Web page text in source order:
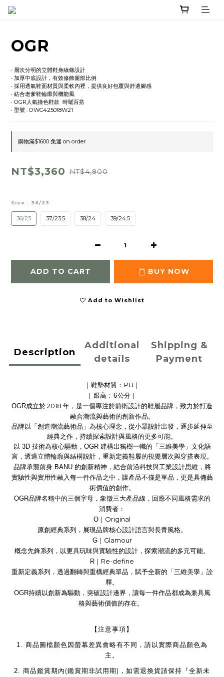
OGR
‧ 層次分明的立體鞋身線條設計
‧ 加厚中底設計，有效修飾腿部比例
‧ 採用透氣鞋面材質與柔軟內裡，提供良好包覆與舒適腳感
‧ 結合老爹鞋輪廓與機能風
‧ OGR人氣撞色鞋款  時髦百搭
‧ 型號 : OWC425018W21
購物滿$1600 免運 on order
NT$3,360 NT$4,800
Size : 36/23
36/23 37/23.5 38/24 39/24.5
ADD TO CART BUY NOW
Add to Wishlist
Description
Additional
details
Shipping &
Payment
｜ 鞋墊材質： PU ｜
｜ 跟高 ：6公分 ｜
OGR成立於 2018 年，是一個專注於前衛設計的鞋履品牌，致力於打造
融合潮流與藝術的創新作品。
品牌以「創造潮流藝術品」為核心理念，從小眾設計出發，逐步延伸至
經典之作，持續探索設計與風格的更多可能。
以 3D 技術為核心驅動， OGR 建構出獨樹一幟的「三維美學」文化語
言，透過立體輪廓與結構設計，重新定義鞋履的視覺層次與穿搭表現。
品牌承襲前身BANU 的創新精神，結合前沿科技與工業設計思維，將
實驗性與實用性融入每一件作品之中，讓產品不僅是單品，更是具備藝
術價值的創作。
OGR品牌名稱中的三個字母，象徵三大產品線，回應不同風格需求的
消費者：
O ｜ Original
原創經典系列，展現品牌核心設計語言與長青風格。
G｜ Glamour
概念先鋒系列，以更具玩味與實驗性的設計，探索潮流的多元可能。
R ｜ Re-define
重新定義系列，透過翻轉與重構經典單品，賦予全新的「三維美學」詮
釋。
OGR持續以創新為驅動，突破設計邊界，讓每一件作品都成為兼具風
格與藝術價值的存在。
【注意事項】
1. 商品圖檔顏色因螢幕差異會略有不同，請以實際商品顏色為
主。
2. 商品鑑賞期內 (鑑賞期非試用期) ，如需退換貨請保持『全新未